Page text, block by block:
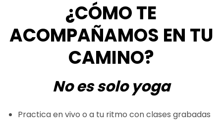
¿CÓMO TE
ACOMPAÑAMOS EN TU
CAMINO?
No es solo yoga
Practica en vivo o a tu ritmo con clases grabadas